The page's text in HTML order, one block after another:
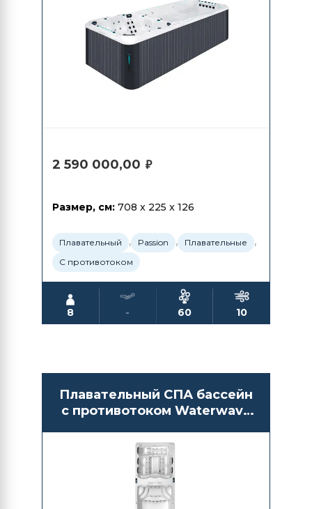
2 590 000,00 ₽
Размер, см: 708 x 225 x 126
Плавательный , Passion , Плавательные ,
С противотоком
8 - 60 10
Плавательный СПА бассейн
с противотоком Waterwave